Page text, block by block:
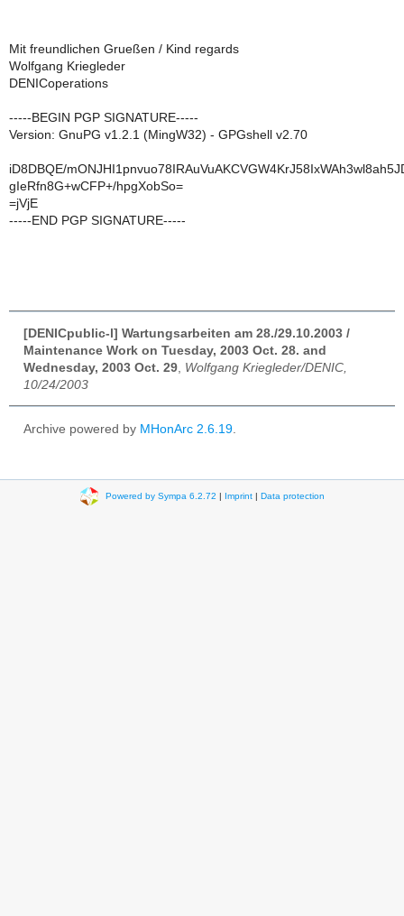
Mit freundlichen Grueßen / Kind regards
Wolfgang Kriegleder
DENICoperations
-----BEGIN PGP SIGNATURE-----
Version: GnuPG v1.2.1 (MingW32) - GPGshell v2.70
iD8DBQE/
gIeRfn8G+wCFP+/hpgXobSo=
=jVjE
-----END PGP SIGNATURE-----
[DENICpublic-l] Wartungsarbeiten am 28./29.10.2003 /
Maintenance Work on Tuesday, 2003 Oct. 28. and
Wednesday, 2003 Oct. 29 Wolfgang Kriegleder/DENIC,
10/24/2003
Archive powered by MHonArc 2.6.19
Powered by Sympa 6.2.72 | Imprint| Data protection